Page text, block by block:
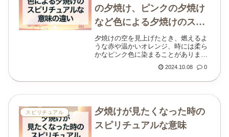
の夕焼け、ピンクの夕焼け
など色による夕焼けのスピ
リチュアルな意味の違い
夕焼けの空を見上げたとき、燃えるよ
うな赤や温かいオレンジ、時には柔ら
かなピンク色に染まることがあります
ピリチュアルな意味が込められていま
2024.10.08 0
スピリチュアル
夕焼けが見たくなった時の
スピリチュアルな意味